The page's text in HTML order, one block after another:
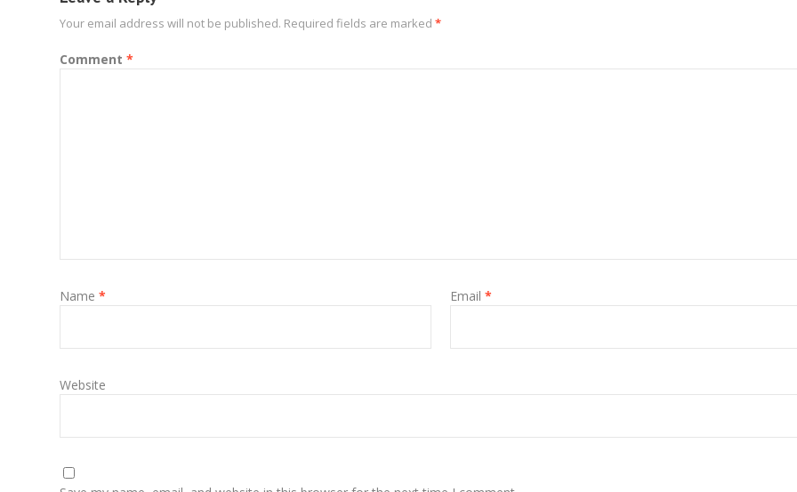
Your email address will not be published. Required fields are marked *
Comment *
Name * Email *
Website